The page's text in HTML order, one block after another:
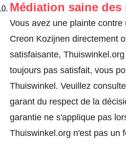
Médiation saine
Vous avez une plainte
Creon Kozijnen directement
satisfaisante,
toujours pas satisfait, vous
Thuiswinkel. Veuillez
garant du respect de la
garantie ne s'applique pas
Thuiswinkel.org n'est pas un